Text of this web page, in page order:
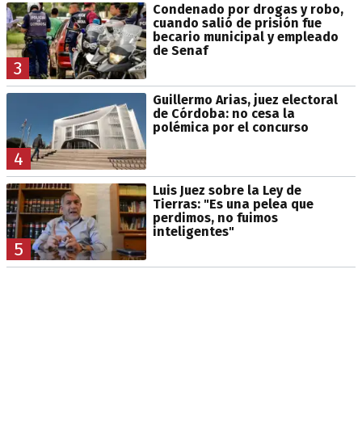
3
Condenado por drogas y robo,
cuando salió de prisión fue
becario municipal y empleado
de Senaf
4
Guillermo Arias, juez electoral
de Córdoba: no cesa la
polémica por el concurso
5
Luis Juez sobre la Ley de
Tierras: "Es una pelea que
perdimos, no fuimos
inteligentes"